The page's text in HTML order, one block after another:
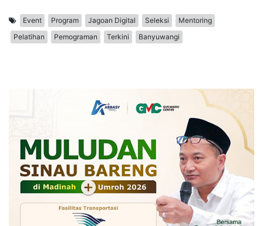
Event Program Jagoan Digital Seleksi
Mentoring
Pelatihan
Pemograman Terkini Banyuwangi